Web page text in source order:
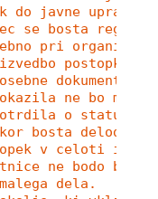
do javne uprave
se bosta
pri
postopka
ne bo
o statusu
bosta
v celoti
ne bodo
dela.